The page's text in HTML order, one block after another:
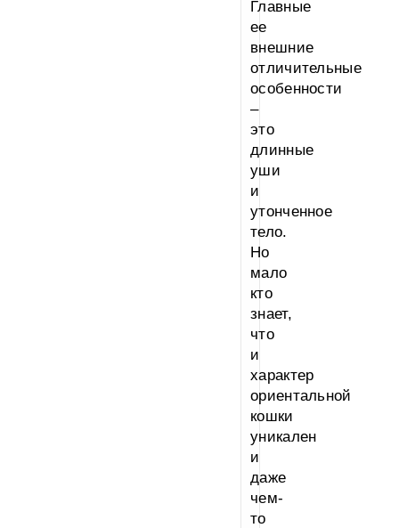
Главные
ее
внешние
отличительные
особенности
–
это
длинные
уши
и
утонченное
тело.
Но
мало
кто
знает,
что
и
характер
ориентальной
кошки
уникален
и
даже
чем-
то